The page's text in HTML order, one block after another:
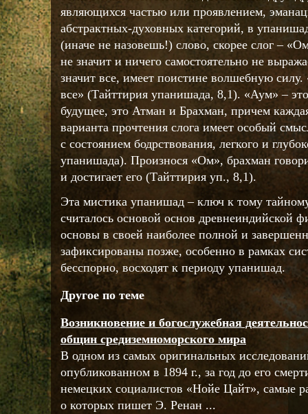
являющихся частью или проявлением,
абстрактных-духовных категорий, в
(иначе не назовешь!) слово, скорее слог –
не значит и ничего самостоятельно не
значит все, имеет поистине волшебную
все» (Тайттирия упанишада, 8,1). «Аум» –
будущее, это Атман и Брахман, причем
варианта прочтения слога имеет особый
с состоянием бодрствования, легкого и
упанишада). Произнося «Ом», брахман
и достигает его (Тайттирия уп., 8,1).
Эта мистика упанишад – ключ к тому
считалось основой основ древнеиндийской
основы в своей наиболее полной и
зафиксированы позже, особенно в рамках
бесспорно, восходят к периоду упанишад.
Другое по теме
Возникновение и богослужебная
общин средиземноморского мира
В одном из самых оригинальных
опубликованном в 1894 г., за год до его
немецких социалистов «Нойе Цайт», самые
о которых пишет Э. Ренан ...